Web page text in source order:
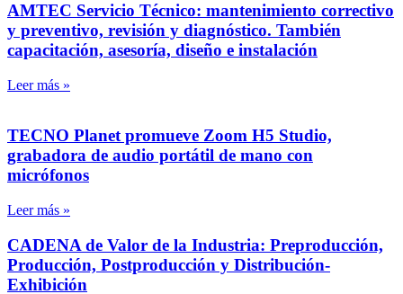
AMTEC Servicio Técnico: mantenimiento correctivo
y preventivo, revisión y diagnóstico. También
capacitación, asesoría, diseño e instalación
Leer más »
TECNO Planet promueve Zoom H5 Studio,
grabadora de audio portátil de mano con
micrófonos
Leer más »
CADENA de Valor de la Industria: Preproducción,
Producción, Postproducción y Distribución-
Exhibición